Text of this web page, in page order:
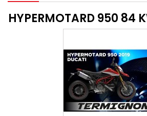
HYPERMOTARD 950 84